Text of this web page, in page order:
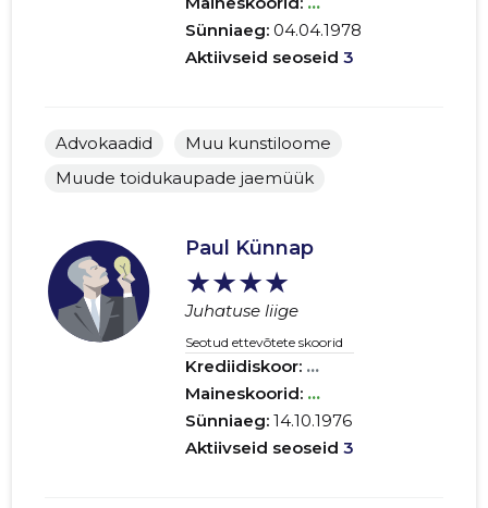
Sünniaeg:04.04.1978
Aktiivseid seoseid 3
Advokaadid
Muu kunstiloome
Muude toidukaupade jaemüük
Paul Künnap
★★★★
Juhatuse liige
Seotud ettevõtete skoorid
Krediidiskoor: ...
Maineskoorid: ...
Sünniaeg:14.10.1976
Aktiivseid seoseid 3